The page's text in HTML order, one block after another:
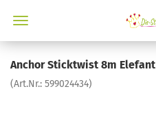
Anchor Sticktwist 8m Elefant
(Art.Nr.: 599024434)